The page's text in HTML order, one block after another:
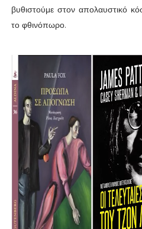
βυθιστούμε στον απολαυστικό
το φθινόπωρο.